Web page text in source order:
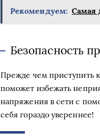
Рекомендуем: Самая
Безопасность
Прежде чем приступить
поможет избежать
напряжения в сети с
себя гораздо увереннее!